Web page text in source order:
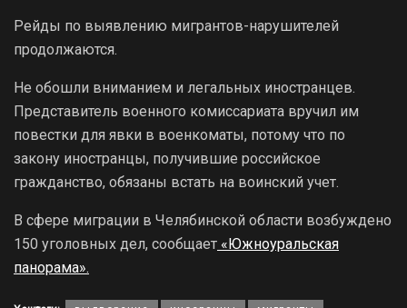
Рейды по выявлению мигрантов-нарушителей
продолжаются.
Не обошли вниманием и легальных иностранцев.
Представитель военного комиссариата вручил им
повестки для явки в военкоматы, потому что по
закону иностранцы, получившие российское
гражданство, обязаны встать на воинский учет.
В сфере миграции в Челябинской области возбуждено
150 уголовных дел, сообщает «Южноуральская
панорама».